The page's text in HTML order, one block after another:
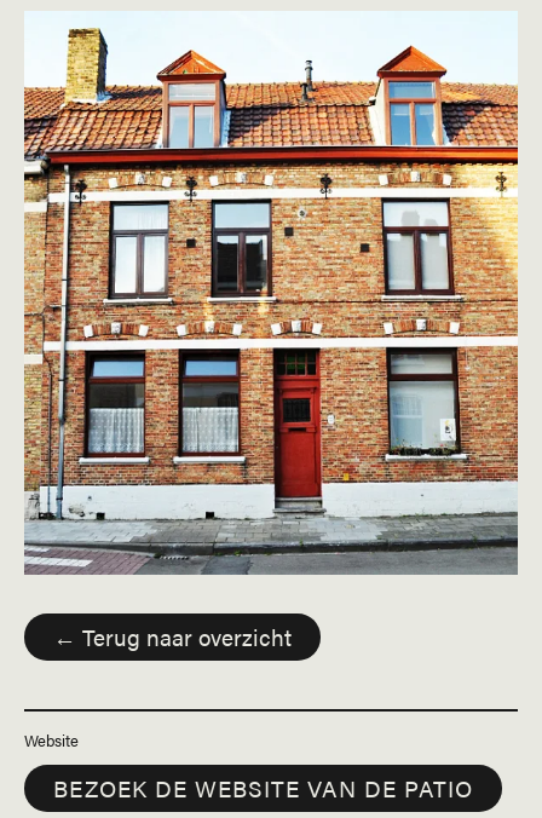
← Terug naar overzicht
Website
BEZOEK DE WEBSITE VAN DE PATIO